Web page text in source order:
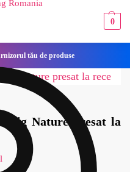
0
tău de produse
Big Nature presat la